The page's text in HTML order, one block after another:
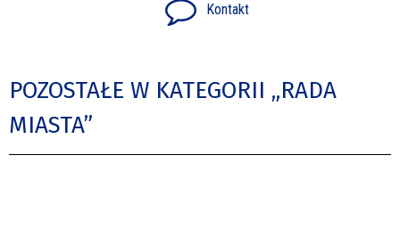
Kontakt
POZOSTAŁE W KATEGORII „RADA
MIASTA”